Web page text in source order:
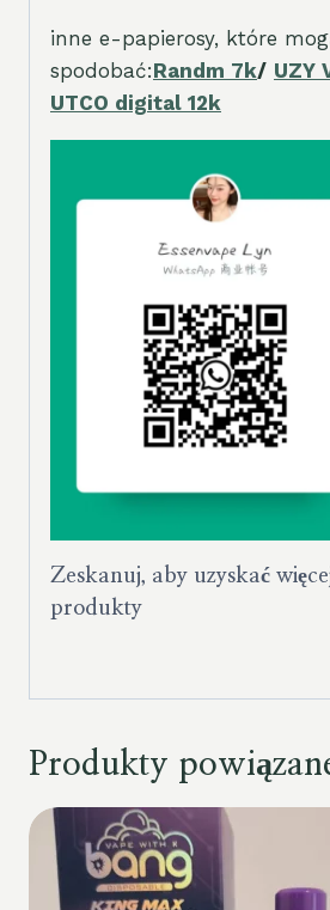
inne e-papierosy, które
spodobać:Randm 7k/ UZY
UTCO digital 12k
Zeskanuj, aby uzyskać
produkty
Produkty